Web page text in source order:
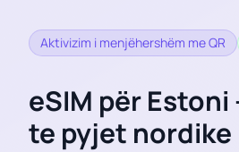
Aktivizim i menjëhershëm me QR
eSIM për
te pyjet nordike